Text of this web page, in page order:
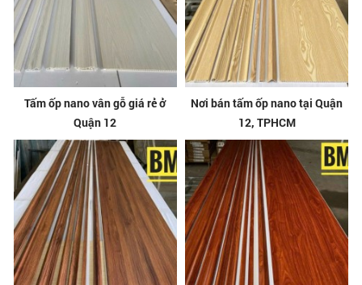
Tấm ốp nano vân gỗ giá rẻ ở
Quận 12
Nơi bán tấm ốp nano tại Quận
12, TPHCM